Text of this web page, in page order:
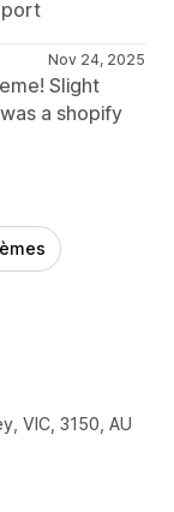
Nov 24, 2025
Slight
a shopify
VIC, 3150, AU